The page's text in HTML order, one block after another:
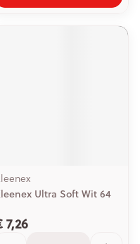
Ultra Soft Wit 64
7,26